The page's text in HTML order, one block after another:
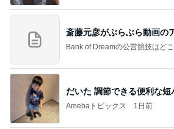
斎藤元彦がぶらぶら動画の
Bank of Dreamの公営競技はどこ
だいた 調節できる便利な短
Amebaトピックス 1日前